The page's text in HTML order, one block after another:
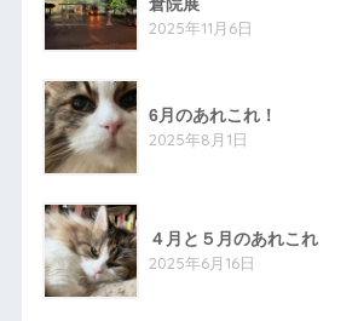
2025年11月6日
6月のあれこれ！
2025年8月1日
４月と５月のあれこれ
2025年6月16日